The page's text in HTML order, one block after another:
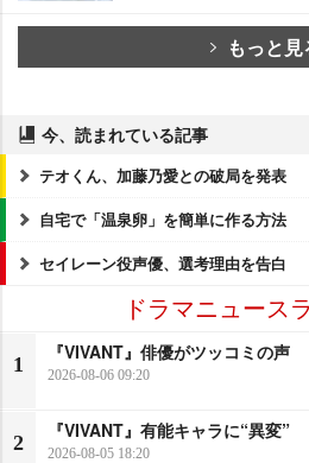
もっと見
今、読まれている記事
テオくん、加藤乃愛との破局を発表
自宅で「温泉卵」を簡単に作る方法
セイレーン役声優、選考理由を告白
ドラマニュース
1
『VIVANT』俳優がツッコミの声
2026-08-06 09:20
2
『VIVANT』有能キャラに“異変”
2026-08-05 18:20